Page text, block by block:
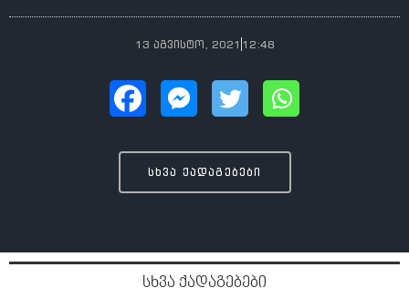
13 აგვისტო, 2021 12:48
სხვა ქადაგებები
სხვა ქადაგებები